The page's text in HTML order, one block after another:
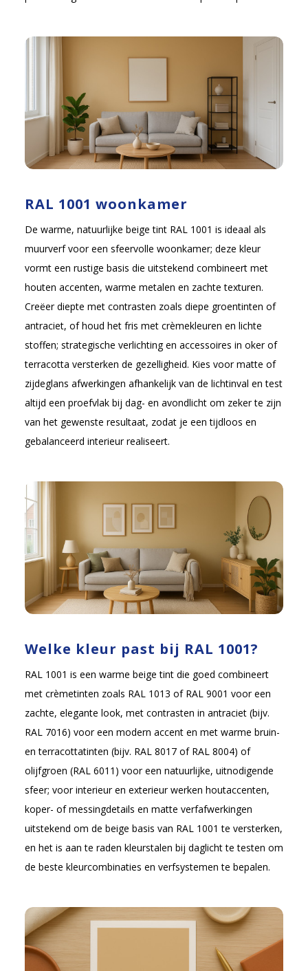
RAL 1001 woonkamer
De warme, natuurlijke beige tint RAL 1001 is ideaal als
muurverf voor een sfeervolle woonkamer; deze kleur
vormt een rustige basis die uitstekend combineert met
houten accenten, warme metalen en zachte texturen.
Creëer diepte met contrasten zoals diepe groentinten of
antraciet, of houd het fris met crèmekleuren en lichte
stoffen; strategische verlichting en accessoires in oker of
terracotta versterken de gezelligheid. Kies voor matte of
zijdeglans afwerkingen afhankelijk van de lichtinval en test
altijd een proefvlak bij dag- en avondlicht om zeker te zijn
van het gewenste resultaat, zodat je een tijdloos en
gebalanceerd interieur realiseert.
Welke kleur past bij RAL 1001?
RAL 1001 is een warme beige tint die goed combineert
met crèmetinten zoals RAL 1013 of RAL 9001 voor een
zachte, elegante look, met contrasten in antraciet (bijv.
RAL 7016) voor een modern accent en met warme bruin-
en terracottatinten (bijv. RAL 8017 of RAL 8004) of
olijfgroen (RAL 6011) voor een natuurlijke, uitnodigende
sfeer; voor interieur en exterieur werken houtaccenten,
koper- of messingdetails en matte verfafwerkingen
uitstekend om de beige basis van RAL 1001 te versterken,
en het is aan te raden kleurstalen bij daglicht te testen om
de beste kleurcombinaties en verfsystemen te bepalen.